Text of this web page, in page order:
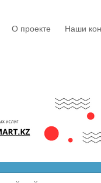
О проекте Наши